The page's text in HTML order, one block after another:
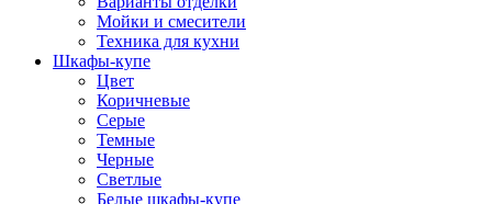
Мойки и смесители
Техника для кухни
Шкафы-купе
Цвет
Коричневые
Серые
Темные
Черные
Светлые
Белые шкафы-купе